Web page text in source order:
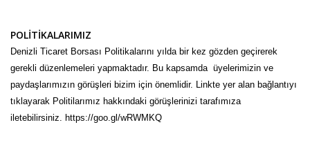
POLİTİKALARIMIZ
Denizli Ticaret Borsası Politikalarını yılda bir kez gözden geçirerek
gerekli düzenlemeleri yapmaktadır. Bu kapsamda üyelerimizin ve
paydaşlarımızın görüşleri bizim için önemlidir. Linkte yer alan bağlantıyı
tıklayarak Politilarımız hakkındaki görüşlerinizi tarafımıza
iletebilirsiniz. https://goo.gl/wRWMKQ